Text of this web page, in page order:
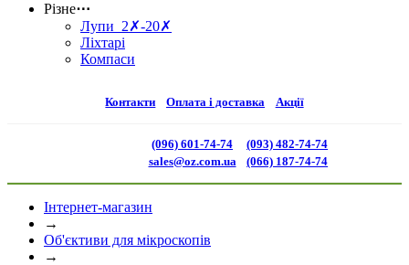
Різне⋯
Лупи 2✗-20✗
Ліхтарі
Компаси
Контакти Оплата і доставка Акції
(096) 601-74-74
sales@oz.com.ua
(093) 482-74-74
(066) 187-74-74
Інтернет-магазин
→
Об'єктиви для мікроскопів
→